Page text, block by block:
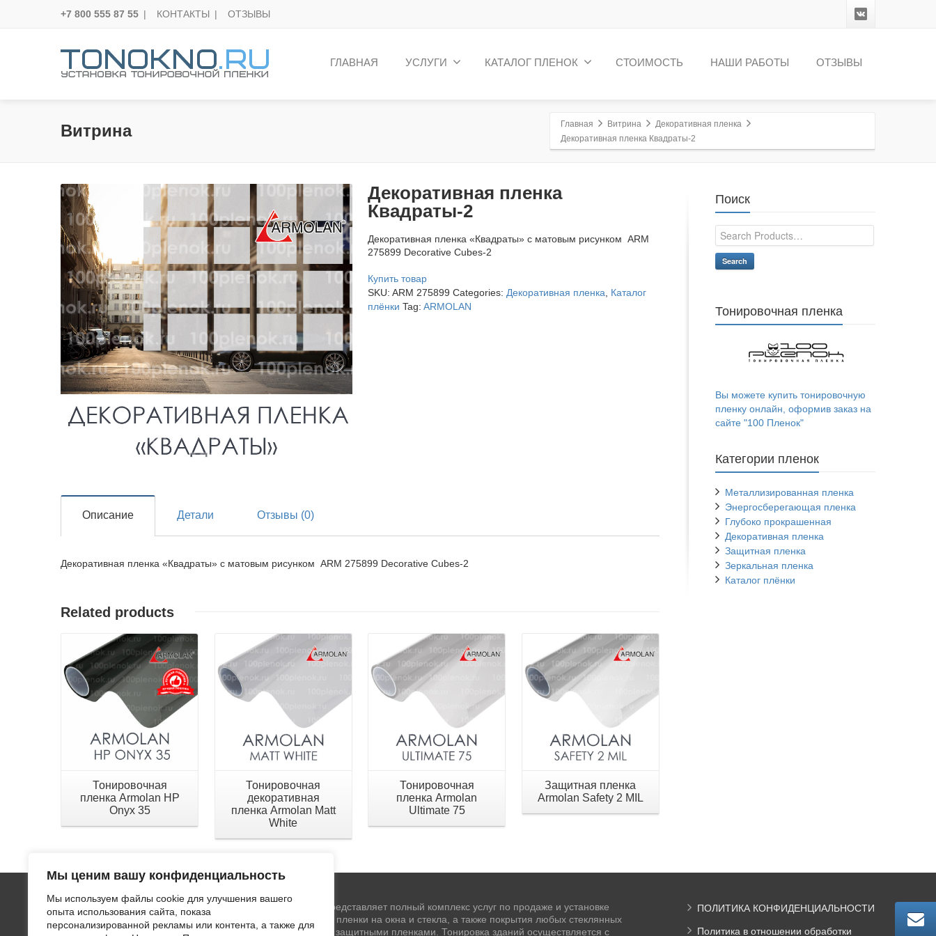
Мы ценим вашу конфиденциальность
Мы используем файлы cookie для улучшения вашего
опыта использования сайта, показа
персонализированной рекламы или контента, а также для
+7 800 555 87 55 | КОНТАКТЫ | ОТЗЫВЫ
ГЛАВНАЯ УСЛУГИ КАТАЛОГ ПЛЕНОК СТОИМОСТЬ НАШИ РАБОТЫ ОТЗЫВЫ
Витрина Главная Витрина
Декоративная пленка
Декоративная пленка Квадраты-2
Декоративная пленка
Квадраты-2
Декоративная пленка «Квадраты» с матовым рисунком ARM
275899 Decorative Cubes-2
Купить товар
SKU:ARM 275899 Categories: Декоративная пленка
Каталог
плёнки Tag:ARMOLAN
Описание Детали Отзывы (0)
Декоративная пленка «Квадраты» с матовым рисунком ARM 275899 Decorative Cubes-2
Related products
Детали
Тонировочная
пленка Armolan HP
Onyx 35
Тонировочная
декоративная
пленка Armolan Matt
White
Тонировочная
пленка Armolan
Ultimate 75
Защитная пленка
Armolan Safety 2 MIL
Поиск
Search
Тонировочная пленка
Вы можете купить тонировочную
пленку онлайн, оформив заказ на
сайте "100 Пленок"
Категории пленок
Металлизированная пленка
Энергосберегающая пленка
Глубоко прокрашенная
Декоративная пленка
Защитная пленка
Зеркальная пленка
Каталог плёнки
ООО "ЛВИ" представляет полный комплекс услуг по продаже и установке
тонировочной пленки на окна и стекла, а также покрытия любых стеклянных
поверхностей защитными пленками. Тонировка зданий осуществляется с
ПОЛИТИКА КОНФИДЕНЦИАЛЬНОСТИ
Политика в отношении обработки